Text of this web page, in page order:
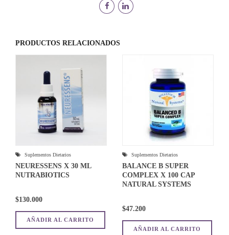
PRODUCTOS RELACIONADOS
Suplementos Dietarios
NEURESSENS X 30 ML
NUTRABIOTICS
$130.000
AÑADIR AL CARRITO
Suplementos Dietarios
BALANCE B SUPER
COMPLEX X 100 CAP
NATURAL SYSTEMS
$47.200
AÑADIR AL CARRITO